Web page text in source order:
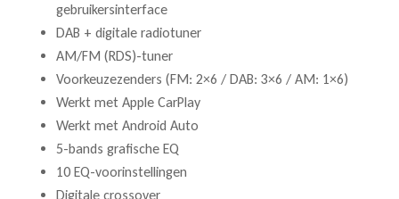
gebruikersinterface
DAB + digitale radiotuner
AM/FM (RDS)-tuner
Voorkeuzezenders (FM: 2×6 / DAB: 3×6 / AM: 1×6)
Werkt met Apple CarPlay
Werkt met Android Auto
5-bands grafische EQ
10 EQ-voorinstellingen
Digitale crossover